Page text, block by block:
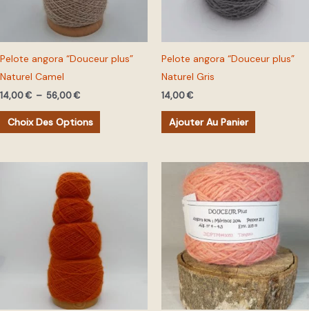
Pelote angora “Douceur plus”
Naturel Camel
14,00€ – 56,00€
Choix Des Options
options
peuvent
être
choisies
du
Pelote angora “Douceur plus”
Naturel Gris
14,00€
Ajouter Au Panier
variations.
Les
options
peuvent